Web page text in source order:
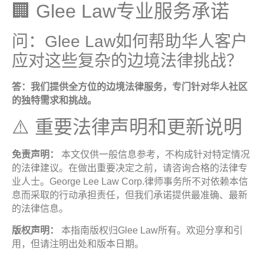
🏢 Glee Law专业服务承诺
问：Glee Law如何帮助华人客户
应对这些复杂的边境法律挑战？
答：我们提供全方位的边境法律服务，专门针对华人社区
的独特需求和挑战。
⚠️ 重要法律声明和更新说明
免责声明：
本文仅供一般信息参考，不构成针对特定情况
的法律建议。在做出重要决定之前，请咨询合格的法律专
业人士。George Lee Law Corp.律师事务所不对依赖本信
息而采取的行动承担责任，但我们承诺提供最准确、最新
的法律信息。
版权声明：
本指南版权归Glee Law所有。欢迎分享和引
用，但请注明出处和版本日期。